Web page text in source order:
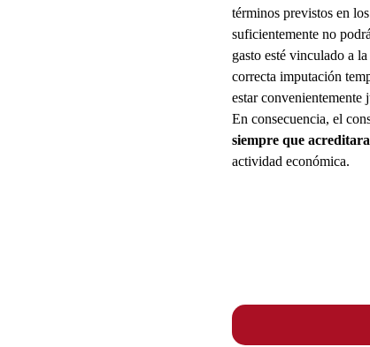
términos previstos en
suficientemente no
gasto esté vinculado a
correcta imputación
estar convenientemente
En consecuencia, el
siempre que acreditara
actividad económica.